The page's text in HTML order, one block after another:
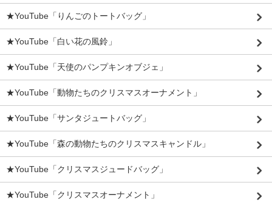
★YouTube「りんごのトートバッグ」
★YouTube「白い花の風鈴」
★YouTube「天使のパンプキンオブジェ」
★YouTube「動物たちのクリスマスオーナメント」
★YouTube「サンタジュートバッグ」
★YouTube「森の動物たちのクリスマスキャンドル」
★YouTube「クリスマスジュードバッグ」
★YouTube「クリスマスオーナメント」